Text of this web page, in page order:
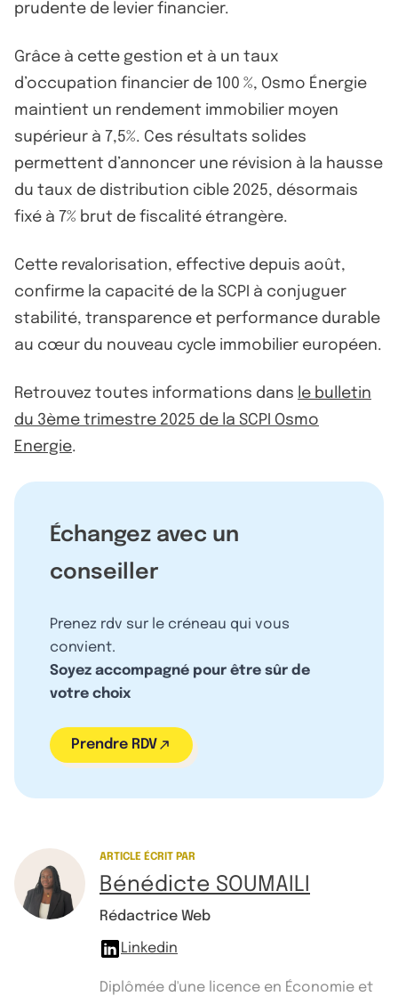
prudente de levier financier.
Grâce à cette gestion et à un taux
d’occupation financier de 100 %, Osmo Énergie
maintient un rendement immobilier moyen
supérieur à 7,5%. Ces résultats solides
permettent d’annoncer une révision à la hausse
du taux de distribution cible 2025, désormais
fixé à 7% brut de fiscalité étrangère.
Cette revalorisation, effective depuis août,
confirme la capacité de la SCPI à conjuguer
stabilité, transparence et performance durable
au cœur du nouveau cycle immobilier européen.
Retrouvez toutes informations dans le bulletin
du 3ème trimestre 2025 de la SCPI Osmo
Energie.
Échangez avec un
conseiller
Prenez rdv sur le créneau qui vous
convient.
Soyez accompagné pour être sûr de
votre choix
Prendre RDV
ARTICLE ÉCRIT PAR
Bénédicte SOUMAILI
Rédactrice Web
Linkedin
Diplômée d'une licence en Économie et